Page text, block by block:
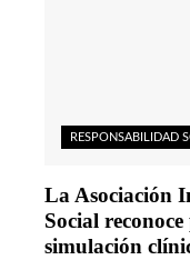
RESPONSABILIDAD
La Asociación
Social
simulación